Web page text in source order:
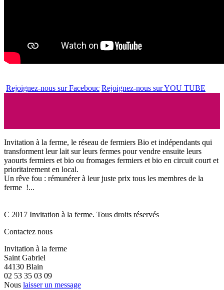
Rejoignez-nous sur Facebouc Rejoignez-nous sur YOU TUBE
Invitation à la ferme, le réseau de fermiers Bio et indépendants qui
transforment leur lait sur leurs fermes pour vendre ensuite leurs
yaourts fermiers et bio ou fromages fermiers et bio en circuit court et
prioritairement en local.
Un rêve fou : rémunérer à leur juste prix tous les membres de la
ferme !...
C 2017 Invitation à la ferme. Tous droits réservés
Contactez nous
Invitation à la ferme
Saint Gabriel
44130 Blain
02 53 35 03 09
Nous laisser un message